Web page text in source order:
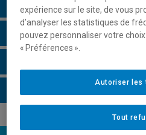
Description du cours
Horaire - Été 2026
expérience sur le site, de vous
d’analyser les statistiques de
pouvez personnaliser votre
« Préférences ».
Tout
Autoriser les